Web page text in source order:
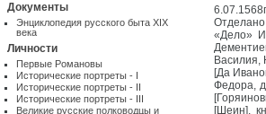
Документы
Энциклопедия русского быта XIX
века
Личности
Первые Романовы
Исторические портреты - I
Исторические портреты - II
Исторические портреты - III
Великие русские полководцы и
Отделано
«Дело»
Василия,
[Да
Федора,
[Шеин],